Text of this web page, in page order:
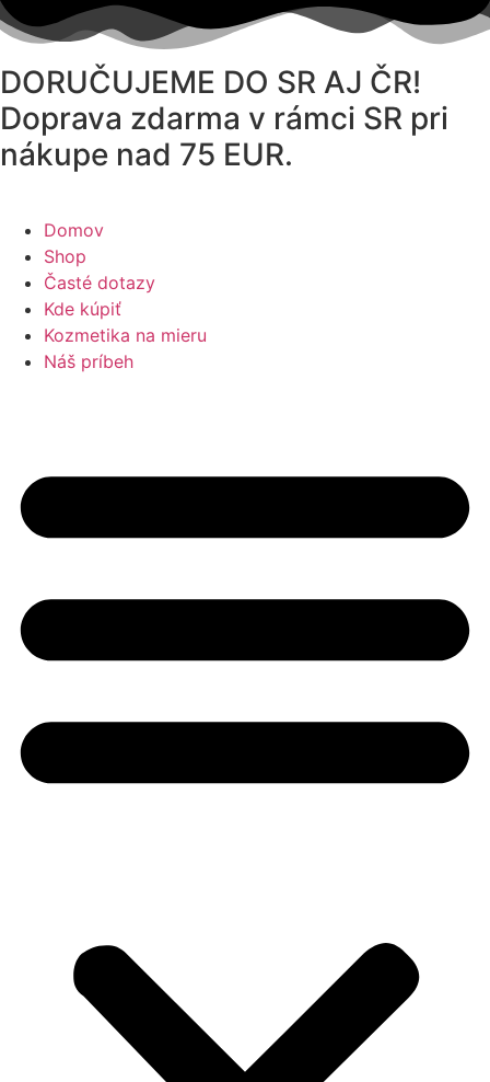
Preskočiť
na
obsah
DORUČUJEME DO SR AJ ČR!
Doprava zdarma v rámci SR pri
nákupe nad 75 EUR.
Domov
Shop
Časté dotazy
Kde kúpiť
Kozmetika na mieru
Náš príbeh